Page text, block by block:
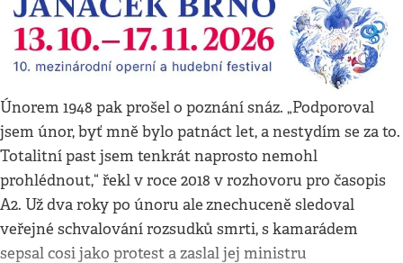
Únorem 1948 pak prošel o poznání snáz. „Podporoval
jsem únor, byť mně bylo patnáct let, a nestydím se za to.
Totalitní past jsem tenkrát naprosto nemohl
prohlédnout,“ řekl v roce 2018 v rozhovoru pro časopis
A2. Už dva roky po únoru aleznechuceně sledoval
veřejné schvalování rozsudků smrti, s kamarádem
sepsal cosi jako protest a zaslal jej ministru